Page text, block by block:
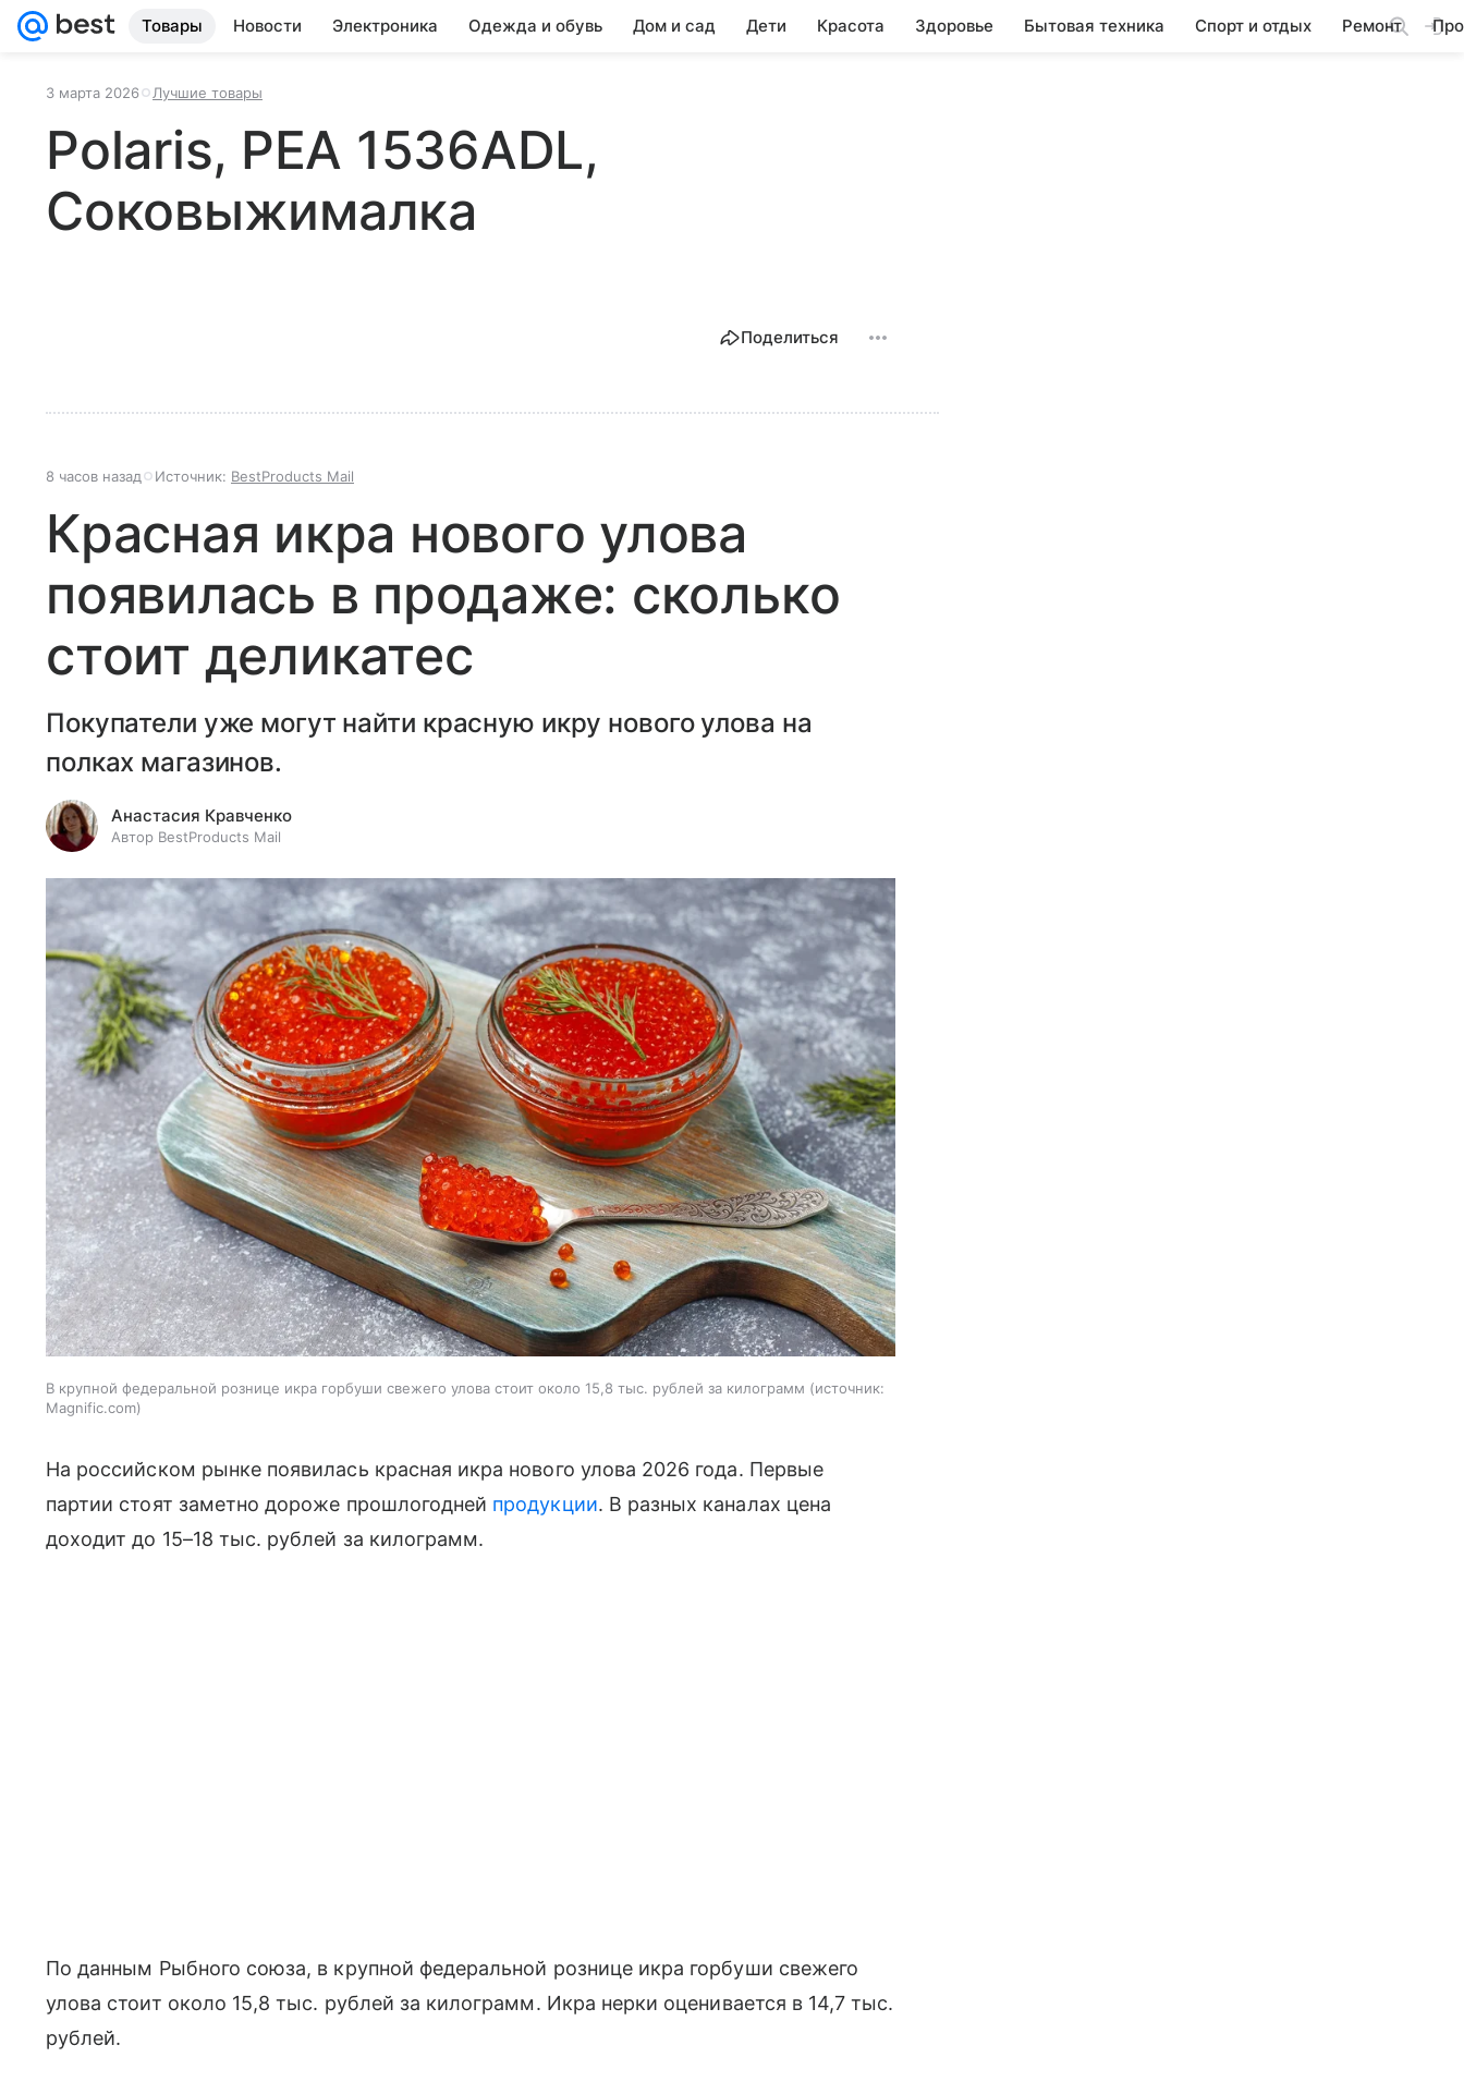
Товары Новости Электроника Одежда и обувь Дом и сад Дети Красота Здоровье Бытовая техника Спорт и отдых Ремонт
3 марта 2026 Лучшие товары
Polaris, PEA 1536ADL,
Соковыжималка
Поделиться
8 часов назад Источник: BestProducts Mail
Красная икра нового улова
появилась в продаже: сколько
стоит деликатес
Покупатели уже могут найти красную икру нового улова на
полках магазинов.
Анастасия Кравченко
Автор BestProducts Mail
В крупной федеральной рознице икра горбуши свежего улова стоит около 15,8 тыс. рублей за килограмм
источник:
Magnific.com
На российском рынке появилась красная икра нового улова 2026 года. Первые
партии стоят заметно дороже прошлогодней продукции. В разных каналах цена
доходит до 15–18 тыс. рублей за килограмм.
По данным Рыбного союза, в крупной федеральной рознице икра горбуши свежего
улова стоит около 15,8 тыс. рублей за килограмм. Икра нерки оценивается в 14,7 тыс.
рублей.